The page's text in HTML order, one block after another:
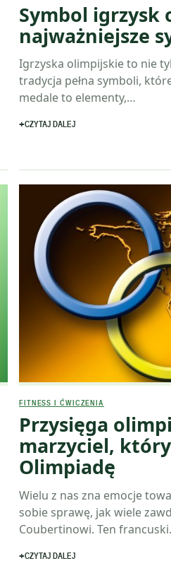
Symbol igrzysk
najważniejsze
Igrzyska olimpijskie to nie
tradycja pełna symboli,
medale to elementy,…
CZYTAJ DALEJ
FITNESS I ĆWICZENIA
Przysięga
marzyciel, który
Olimpiadę
Wielu z nas zna emocje
sobie sprawę, jak wiele
Coubertinowi. Ten
CZYTAJ DALEJ